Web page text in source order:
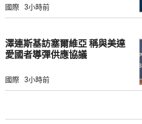
國際 3小時前
澤連斯基訪塞爾維亞 稱與美達
愛國者導彈供應協議
國際 3小時前